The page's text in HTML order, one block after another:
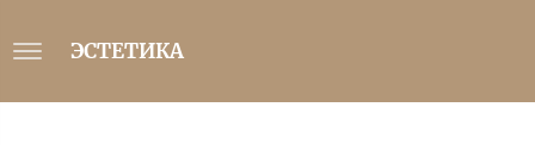
ЭСТЕТИКА